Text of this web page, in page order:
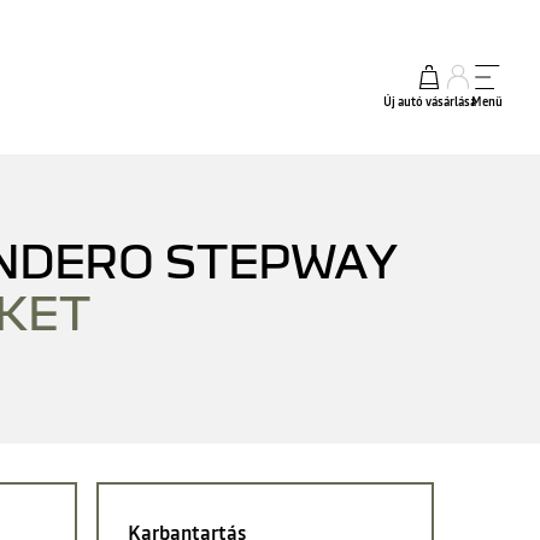
Új autó vásárlásaMenü
STEPWAY
Karbantartás